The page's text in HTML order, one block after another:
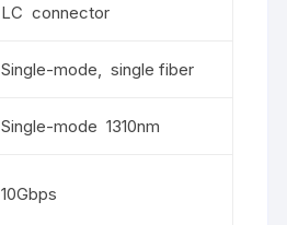
LC connector
Single-mode, single fiber
Single-mode 1310nm
10Gbps